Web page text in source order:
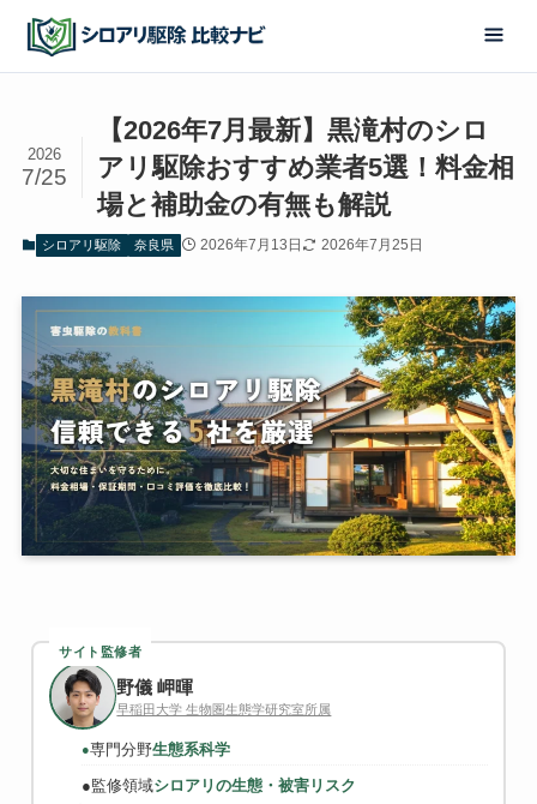
【2026年7月最新】黒滝村のシロ
アリ駆除おすすめ業者5選！料金相
場と補助金の有無も解説
2026
7/25
シロアリ駆除 奈良県 2026年7月13日 2026年7月25日
サイト監修者
野儀 岬暉
早稲田大学 生物圏生態学研究室所属
●専門分野生態系科学
●監修領域シロアリの生態・被害リスク